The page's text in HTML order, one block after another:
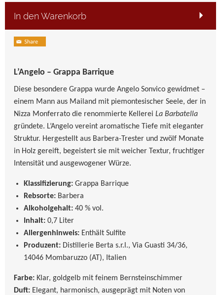
In den Warenkorb
L’Angelo – Grappa Barrique
Diese besondere Grappa wurde Angelo Sonvico gewidmet –
einem Mann aus Mailand mit piemontesischer Seele, der in
Nizza Monferrato die renommierte Kellerei La Barbatella
gründete. L’Angelo vereint aromatische Tiefe mit eleganter
Struktur. Hergestellt aus Barbera-Trester und zwölf Monate
in Holz gereift, begeistert sie mit weicher Textur, fruchtiger
Intensität und ausgewogener Würze.
Klassifizierung: Grappa Barrique
Rebsorte: Barbera
Alkoholgehalt: 40 % vol.
Inhalt: 0,7 Liter
Allergenhinweis: Enthält Sulfite
Produzent: Distillerie Berta s.r.l., Via Guasti 34/36,
14046 Mombaruzzo (AT), Italien
Farbe: Klar, goldgelb mit feinem Bernsteinschimmer
Duft: Elegant, harmonisch, ausgeprägt mit Noten von